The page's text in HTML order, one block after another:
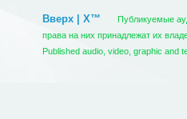
Вверх | X™
Публикуемые
права на них принадлежат их
Published audio, video, graphic